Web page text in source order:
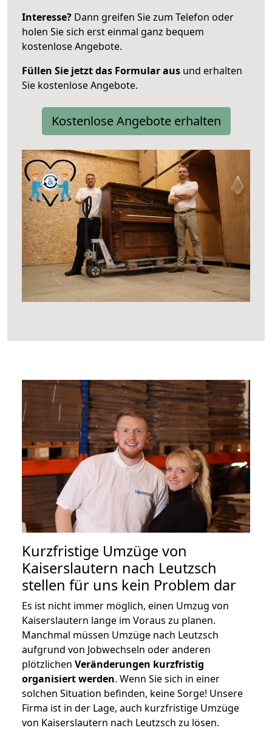
Interesse? Dann greifen Sie zum Telefon oder
holen Sie sich erst einmal ganz bequem
kostenlose Angebote.
Füllen Sie jetzt das Formular aus und erhalten
Sie kostenlose Angebote.
Kostenlose Angebote erhalten
Kurzfristige Umzüge von
Kaiserslautern nach Leutzsch
stellen für uns kein Problem dar
Es ist nicht immer möglich, einen Umzug von
Kaiserslautern lange im Voraus zu planen.
Manchmal müssen Umzüge nach Leutzsch
aufgrund von Jobwechseln oder anderen
plötzlichen Veränderungen kurzfristig
organisiert werden. Wenn Sie sich in einer
solchen Situation befinden, keine Sorge! Unsere
Firma ist in der Lage, auch kurzfristige Umzüge
von Kaiserslautern nach Leutzsch zu lösen.